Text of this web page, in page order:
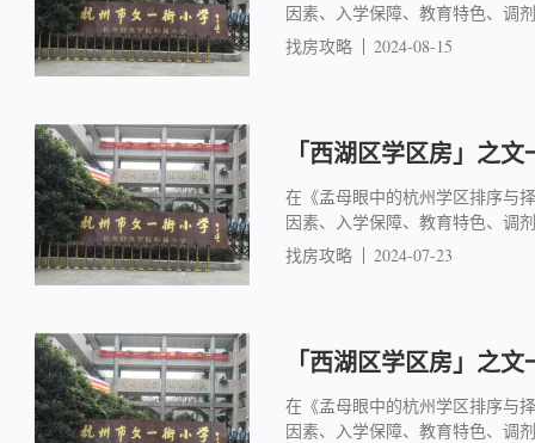
因素、入学保障、教育特色、调
找房攻略
2024-08-15
「西湖区学区房」之
在《孟母眼中的杭州学区排序与
因素、入学保障、教育特色、调
找房攻略
2024-07-23
「西湖区学区房」之
在《孟母眼中的杭州学区排序与
因素、入学保障、教育特色、调